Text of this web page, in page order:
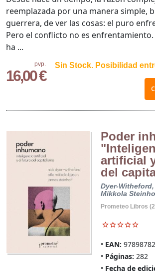
pvp.
16,00 €
Sin Stock. Posibilidad
reemplazada por una manera simple,
guerrera, de ver las cosas: el puro
Pero el conflicto no es enfrentamiento.
ha ...
Poder
artificial
del
Dyer-
Mikkola
Prometeo Libros
EAN:
Páginas: 282
Fecha de